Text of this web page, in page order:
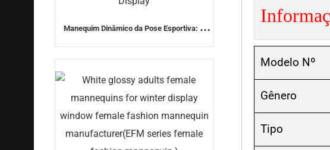
Manequim Dinâmico da Pose Esportiva: O
Modelo Nº
Gênero
Tipo